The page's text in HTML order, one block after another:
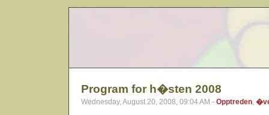
Program for h�sten 2008
Wednesday, August 20, 2008, 09:04 AM - Opptreden,